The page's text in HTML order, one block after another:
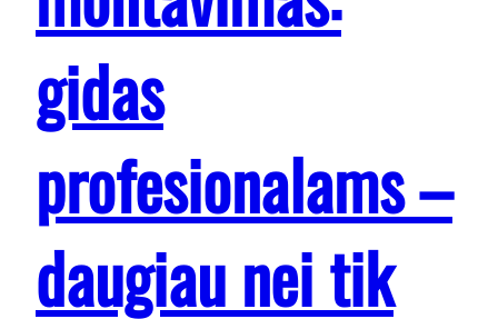
gidas
profesionalams –
daugiau nei tik